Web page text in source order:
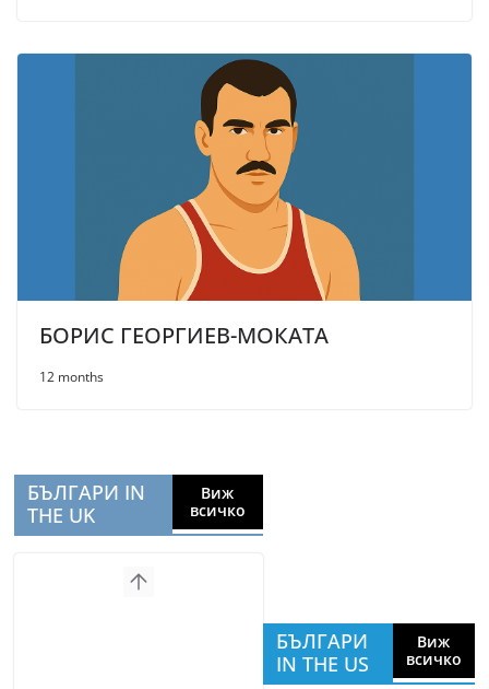
БОРИС ГЕОРГИЕВ-МОКАТА
12 months
БЪЛГАРИ IN
THE UK
Виж
всичко
БЪЛГАРИ
IN THE US
Виж
всичко